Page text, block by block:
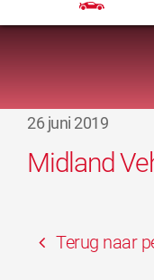
26 juni 2019
Midland
Terug naar